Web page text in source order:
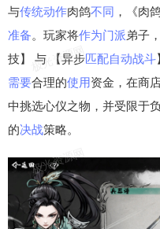
与传统动作肉鸽不同 ，《肉
准备。玩家将作为门派弟子
技】 与 【异步匹配自动战斗
需要合理的使用资金，在商
中挑选心仪之物，并受限于
的决战策略。